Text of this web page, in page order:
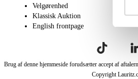
Velgørenhed
Klassisk Auktion
English frontpage
Brug af denne hjemmeside forudsætter accept af
Copyright